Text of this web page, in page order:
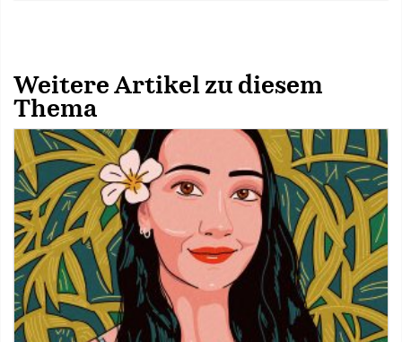
Weitere Artikel zu diesem
Thema